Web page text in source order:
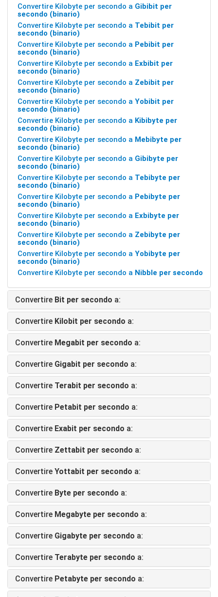
Convertire Kilobyte per secondo a Gibibit per
secondo (binario)
Convertire Kilobyte per secondo a Tebibit per
secondo (binario)
Convertire Kilobyte per secondo a Pebibit per
secondo (binario)
Convertire Kilobyte per secondo a Exbibit per
secondo (binario)
Convertire Kilobyte per secondo a Zebibit per
secondo (binario)
Convertire Kilobyte per secondo a Yobibit per
secondo (binario)
Convertire Kilobyte per secondo a Kibibyte per
secondo (binario)
Convertire Kilobyte per secondo a Mebibyte per
secondo (binario)
Convertire Kilobyte per secondo a Gibibyte per
secondo (binario)
Convertire Kilobyte per secondo a Tebibyte per
secondo (binario)
Convertire Kilobyte per secondo a Pebibyte per
secondo (binario)
Convertire Kilobyte per secondo a Exbibyte per
secondo (binario)
Convertire Kilobyte per secondo a Zebibyte per
secondo (binario)
Convertire Kilobyte per secondo a Yobibyte per
secondo (binario)
Convertire Kilobyte per secondo a Nibble per secondo
Convertire Bit per secondo a:
Convertire Kilobit per secondo a:
Convertire Megabit per secondo a:
Convertire Gigabit per secondo a:
Convertire Terabit per secondo a:
Convertire Petabit per secondo a:
Convertire Exabit per secondo a:
Convertire Zettabit per secondo a:
Convertire Yottabit per secondo a:
Convertire Byte per secondo a:
Convertire Megabyte per secondo a:
Convertire Gigabyte per secondo a:
Convertire Terabyte per secondo a:
Convertire Petabyte per secondo a: